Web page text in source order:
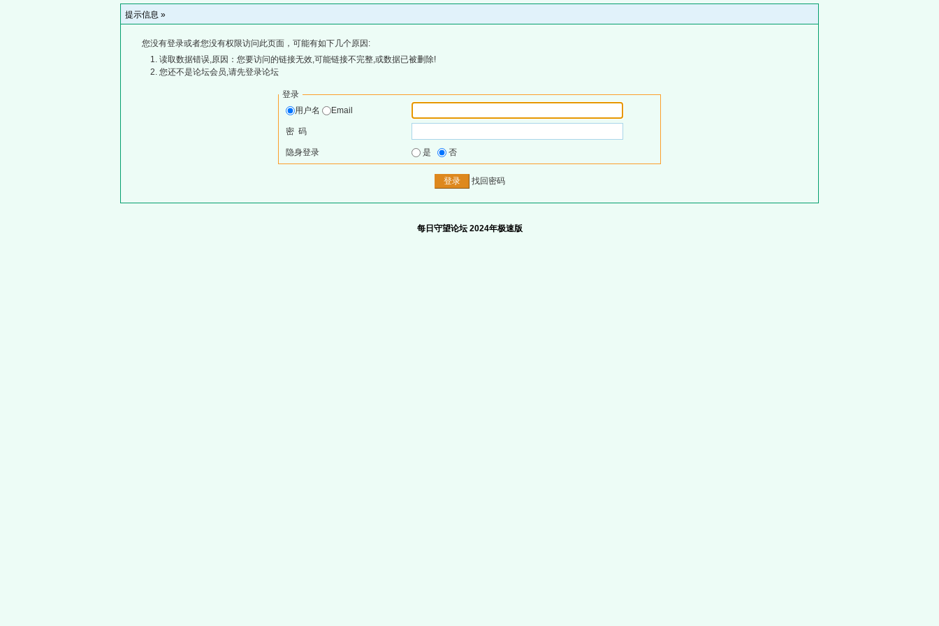
提示信息 »
您没有登录或者您没有权限访问此页面，可能有如下几个原因:
读取数据错误,原因：您要访问的链接无效,可能链接不完整,或数据已被删除!
您还不是论坛会员,请先登录论坛
登录
用户名
Email
密 码
隐身登录 是 否
找回密码
每日守望论坛 2024年极速版